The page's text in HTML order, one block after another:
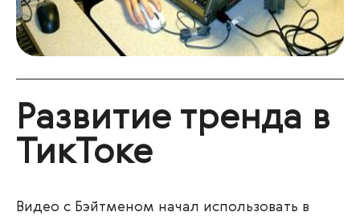
Развитие тренда в
ТикТоке
Видео с Бэйтменом начал использовать в